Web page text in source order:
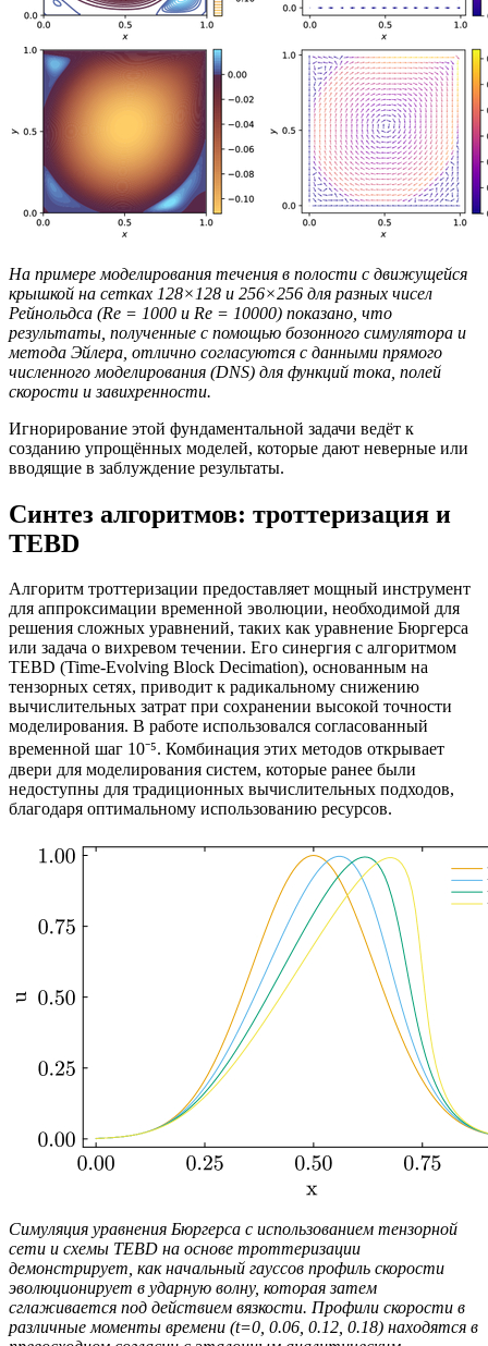
На примере моделирования течения в полости с движущейся
крышкой на сетках 128×128 и 256×256 для разных чисел
Рейнольдса (Re = 1000 и Re = 10000) показано, что
результаты, полученные с помощью бозонного симулятора и
метода Эйлера, отлично согласуются с данными прямого
численного моделирования (DNS) для функций тока, полей
скорости и завихренности.
Игнорирование этой фундаментальной задачи ведёт к
созданию упрощённых моделей, которые дают неверные или
вводящие в заблуждение результаты.
Синтез алгоритмов: троттеризация и
TEBD
Алгоритм троттеризации предоставляет мощный инструмент
для аппроксимации временной эволюции, необходимой для
решения сложных уравнений, таких как уравнение Бюргерса
или задача о вихревом течении. Его синергия с алгоритмом
TEBD (Time-Evolving Block Decimation), основанным на
тензорных сетях, приводит к радикальному снижению
вычислительных затрат при сохранении высокой точности
моделирования. В работе использовался согласованный
временной шаг 10⁻⁵. Комбинация этих методов открывает
двери для моделирования систем, которые ранее были
недоступны для традиционных вычислительных подходов,
благодаря оптимальному использованию ресурсов.
Симуляция уравнения Бюргерса с использованием тензорной
сети и схемы TEBD на основе троттеризации
демонстрирует, как начальный гауссов профиль скорости
эволюционирует в ударную волну, которая затем
сглаживается под действием вязкости. Профили скорости в
различные моменты времени (t=0, 0.06, 0.12, 0.18) находятся в